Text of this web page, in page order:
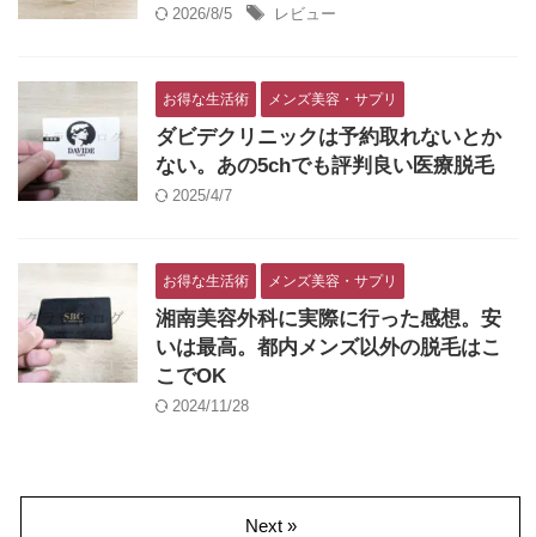
2026/8/5 レビュー
お得な生活術 メンズ美容・サプリ
ダビデクリニックは予約取れないとか
ない。あの5chでも評判良い医療脱毛
2025/4/7
お得な生活術 メンズ美容・サプリ
湘南美容外科に実際に行った感想。安
いは最高。都内メンズ以外の脱毛はこ
こでOK
2024/11/28
Next »